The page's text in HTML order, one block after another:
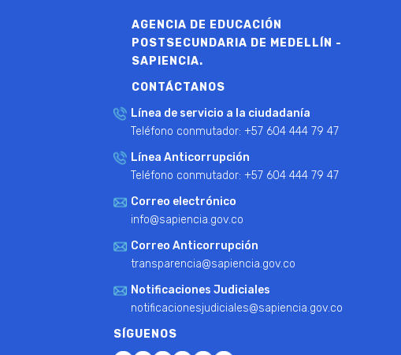
AGENCIA DE EDUCACIÓN
POSTSECUNDARIA DE MEDELLÍN -
SAPIENCIA.
CONTÁCTANOS
Línea de servicio a la ciudadanía
Teléfono conmutador: +57 604 444 79 47
Línea Anticorrupción
Teléfono conmutador: +57 604 444 79 47
Correo electrónico
info@sapiencia.gov.co
Correo Anticorrupción
transparencia@sapiencia.gov.co
Notificaciones Judiciales
notificacionesjudiciales@sapiencia.gov.co
SÍGUENOS